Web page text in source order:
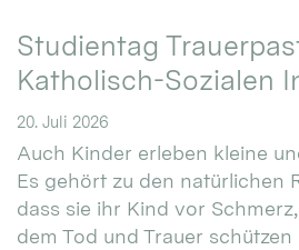
Studientag
Katholisch-Sozialen
20. Juli 2026
Auch Kinder erleben kleine
Es gehört zu den natürlichen
dass sie ihr Kind vor
dem Tod und Trauer